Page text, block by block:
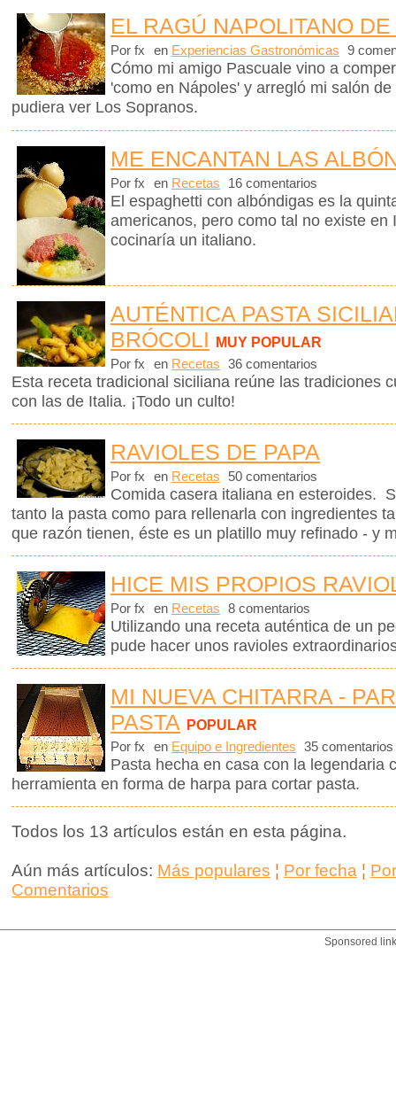
EL RAGÚ NAPOLITANO
Por fx en Experiencias Gastronómicas 9
Cómo mi amigo Pascuale vino a
'como en Nápoles' y arregló mi salón
pudiera ver Los Sopranos.
ME ENCANTAN LAS
Por fx en Recetas 16 comentarios
El espaghetti con albóndigas es la
americanos, pero como tal no existe
cocinaría un italiano.
AUTÉNTICA PASTA
BRÓCOLI MUY POPULAR
Por fx en Recetas 36 comentarios
Esta receta tradicional siciliana reúne las tradiciones
con las de Italia. ¡Todo un culto!
RAVIOLES DE PAPA
Por fx en Recetas 50 comentarios
Comida casera italiana en esteroides.
tanto la pasta como para rellenarla con ingredientes
que razón tienen, éste es un platillo muy refinado - y
HICE MIS PROPIOS
Por fx en Recetas 8 comentarios
Utilizando una receta auténtica de un
pude hacer unos ravioles
MI NUEVA CHITARRA -
PASTA POPULAR
Por fx en Equipo e Ingredientes 35 comentarios
Pasta hecha en casa con la legendaria c
herramienta en forma de harpa para cortar pasta.
Todos los 13 artículos están en esta página.
Aún más artículos: Más populares ¦ Por fecha ¦
Comentarios
Sponsored